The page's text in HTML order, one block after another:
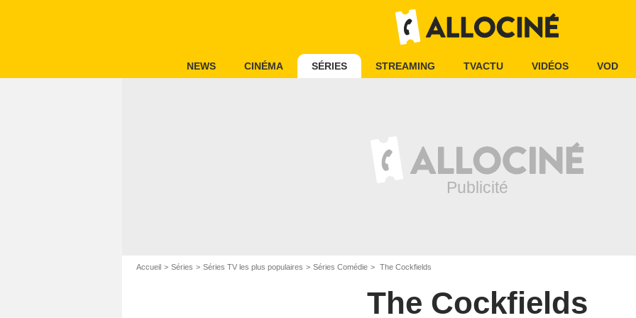
NEWS CINÉMA SÉRIES STREAMING TVACTU VIDÉOS VOD
Accueil Séries Séries TV les plus populaires Séries Comédie The Cockfields
The Cockfields